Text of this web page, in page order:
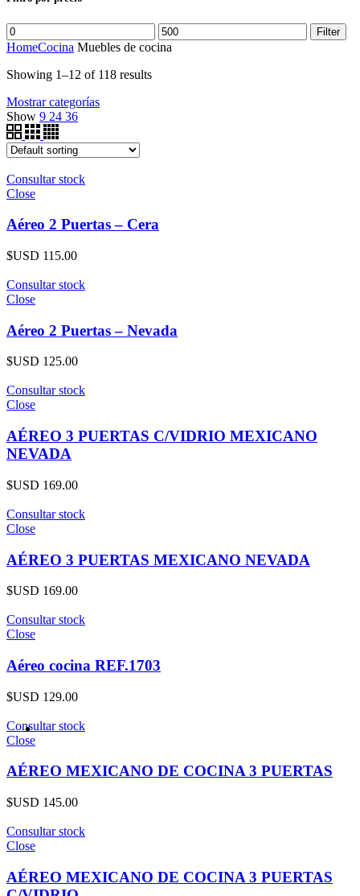
Filter
HomeCocina Muebles de cocina
Showing 1–12 of 118 results
Mostrar categorías
Show 9 24 36
Consultar stock
Close
Aéreo 2 Puertas – Cera
$USD 115.00
Consultar stock
Close
Aéreo 2 Puertas – Nevada
$USD 125.00
Consultar stock
Close
AÉREO 3 PUERTAS C/VIDRIO MEXICANO
NEVADA
$USD 169.00
Consultar stock
Close
AÉREO 3 PUERTAS MEXICANO NEVADA
$USD 169.00
Consultar stock
Close
Aéreo cocina REF.1703
$USD 129.00
Consultar stock
Close
AÉREO MEXICANO DE COCINA 3 PUERTAS
$USD 145.00
Consultar stock
Close
AÉREO MEXICANO DE COCINA 3 PUERTAS